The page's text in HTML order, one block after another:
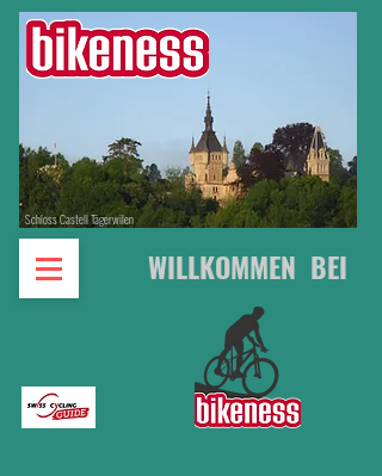
Schloss Castell Tägerwilen
WILLKOMMEN BEI